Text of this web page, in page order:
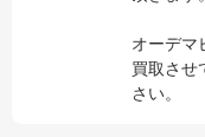
オーデマ
買取させ
さい。